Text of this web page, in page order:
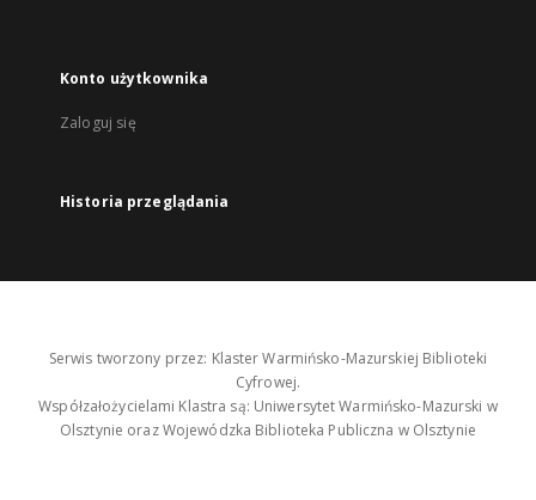
Konto użytkownika
Zaloguj się
Historia przeglądania
Serwis tworzony przez: Klaster Warmińsko-Mazurskiej Biblioteki
Cyfrowej.
Współzałożycielami Klastra są: Uniwersytet Warmińsko-Mazurski w
Olsztynie oraz Wojewódzka Biblioteka Publiczna w Olsztynie